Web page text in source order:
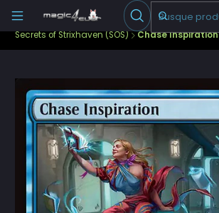
Escribenos
Cartas Sueltas Magic Standard
Secrets of Strixhaven (SOS) Chase Inspiration